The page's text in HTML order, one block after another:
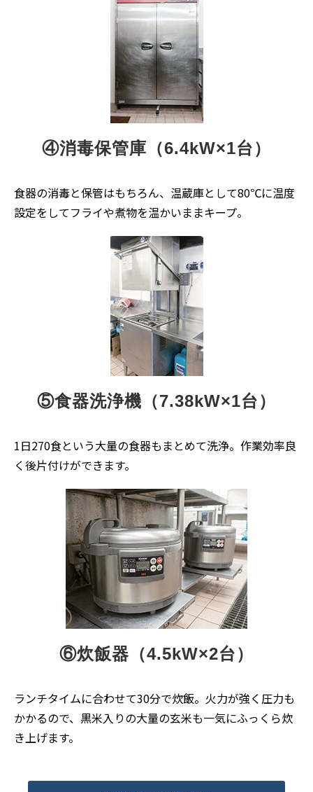
④消毒保管庫（6.4kW×1台）
食器の消毒と保管はもちろん、温蔵庫として80℃に温度
設定をしてフライや煮物を温かいままキープ。
⑤食器洗浄機（7.38kW×1台）
1日270食という大量の食器もまとめて洗浄。作業効率良
く後片付けができます。
⑥炊飯器（4.5kW×2台）
ランチタイムに合わせて30分で炊飯。火力が強く圧力も
かかるので、黒米入りの大量の玄米も一気にふっくら炊
き上げます。